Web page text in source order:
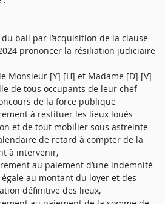
bail par l’acquisition de la clause
prononcer la résiliation judiciaire
Monsieur [Y] [H] et Madame [D] [V]
de tous occupants de leur chef
de la force publique
à restituer les lieux loués
et de tout mobilier sous astreinte
de retard à compter de la
à intervenir,
au paiement d’une indemnité
au montant du loyer et des
définitive des lieux,